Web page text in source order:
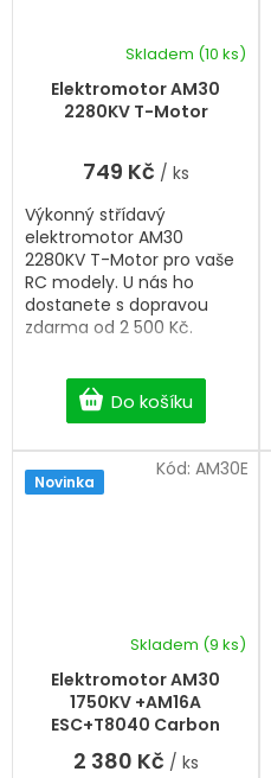
Elektromotor AM30
2280KV T-Motor
Skladem (10 ks)
749 Kč / ks
Do košíku
Výkonný střídavý
elektromotor AM30
2280KV T-Motor pro vaše
RC modely. U nás ho
dostanete s dopravou
zdarma od 2 500 Kč.
Novinka
Elektromotor AM30
1750KV +AM16A
ESC+T8040 Carbon
vrtule Combo T-Motor
Skladem (9 ks)
2 380 Kč / ks
Kód: AM30E